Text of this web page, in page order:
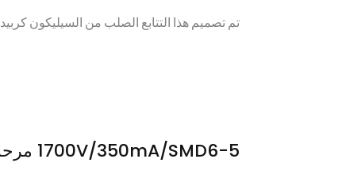
تم تصميم هذا التتابع الصلب من السيليكون كربيد DIP6-5 لتحمل جهد تحميل يصل إلى 1700 فولت، وتيار...
1700V/350mA/SMD6-5 مرحل الحالة الصلبة (SiC MOSFET)